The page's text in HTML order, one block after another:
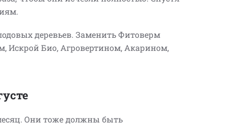
деревьев. Заменить Фитоверм
Искрой Био, Агровертином, Акарином,
Они тоже должны быть